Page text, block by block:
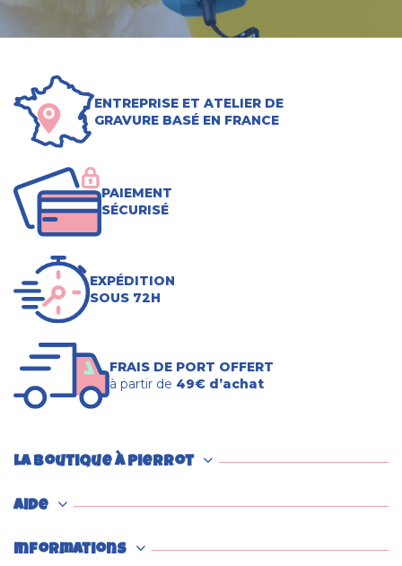
ENTREPRISE ET ATELIER DE
GRAVURE BASÉ EN FRANCE
PAIEMENT
SÉCURISÉ
EXPÉDITION
SOUS 72H
FRAIS DE PORT OFFERT
à partir de 49€ d’achat
La boutique à Pierrot
Aide
Informations